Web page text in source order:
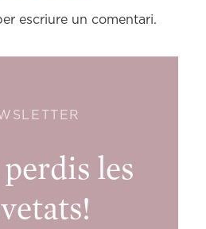
escriure un comentari.
les